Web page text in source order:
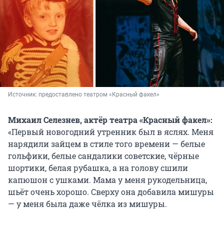
Источник: предоставлено театром «Красный факел»
Михаил Селезнев, актёр театра «Красный факел»:
«Первый новогодний утренник был в яслях. Меня
нарядили зайцем в стиле того времени — белые
гольфики, белые сандалики советские, чёрные
шортики, белая рубашка, а на голову сшили
капюшон с ушками. Мама у меня рукодельница,
шьёт очень хорошо. Сверху она добавила мишуры
— у меня была даже чёлка из мишуры.